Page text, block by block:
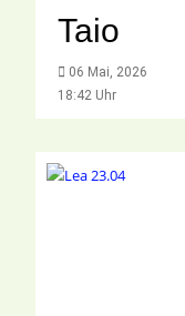
Taio
06 Mai, 2026
18:42 Uhr